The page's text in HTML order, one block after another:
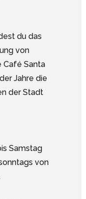
du das
von
Café Santa
Jahre die
der Stadt
Samstag
von